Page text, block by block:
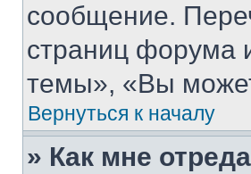
сообщение.
страниц форума
темы», «Вы
Вернуться к началу
» Как мне